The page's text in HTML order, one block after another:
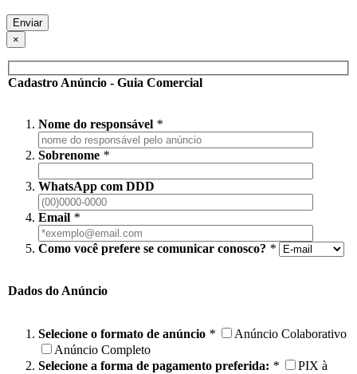
×
Cadastro Anúncio - Guia Comercial
Nome do responsável *
Sobrenome *
WhatsApp com DDD
Email *
Como você prefere se comunicar conosco? *
Dados do Anúncio
Selecione o formato de anúncio *
Anúncio Colaborativo
Anúncio Completo
Selecione a forma de pagamento preferida: *
PIX à